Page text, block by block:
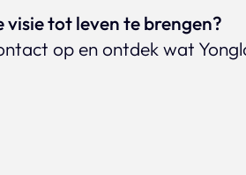
tot leven te brengen?
op en ontdek wat